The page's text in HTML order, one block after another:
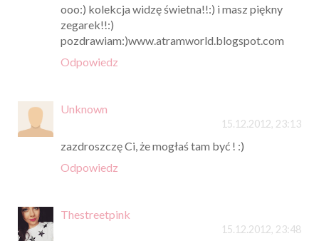
ooo:) kolekcja widzę świetna!!:) i masz piękny
zegarek!!:)
pozdrawiam:)www.atramworld.blogspot.com
Odpowiedz
Unknown
15.12.2012, 23:13
zazdroszczę Ci, że mogłaś tam być ! :)
Odpowiedz
Thestreetpink
15.12.2012, 23:48